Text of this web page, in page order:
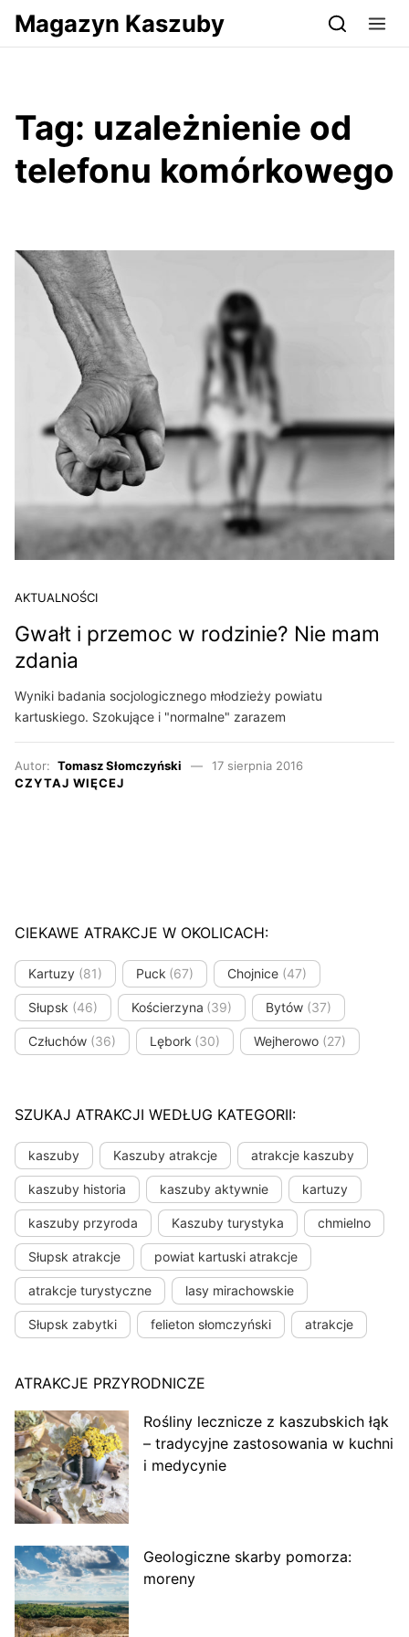
Przejdź do serwisu magazynkaszuby.pl
Magazyn Kaszuby
Tag: uzależnienie od
telefonu komórkowego
AKTUALNOŚCI
Gwałt i przemoc w rodzinie? Nie mam
zdania
Wyniki badania socjologicznego młodzieży powiatu
kartuskiego. Szokujące i "normalne" zarazem
Autor: Tomasz Słomczyński
17 sierpnia 2016
CZYTAJ WIĘCEJ
CIEKAWE ATRAKCJE W OKOLICACH:
Kartuzy (81) Puck (67) Chojnice (47)
Słupsk (46) Kościerzyna (39) Bytów (37)
Człuchów (36) Lębork (30) Wejherowo (27)
SZUKAJ ATRAKCJI WEDŁUG KATEGORII:
kaszuby Kaszuby atrakcje atrakcje kaszuby
kaszuby historia kaszuby aktywnie kartuzy
kaszuby przyroda Kaszuby turystyka chmielno
Słupsk atrakcje powiat kartuski atrakcje
atrakcje turystyczne lasy mirachowskie
Słupsk zabytki felieton słomczyński atrakcje
ATRAKCJE PRZYRODNICZE
Rośliny lecznicze z kaszubskich łąk
– tradycyjne zastosowania w kuchni
i medycynie
Geologiczne skarby pomorza:
moreny